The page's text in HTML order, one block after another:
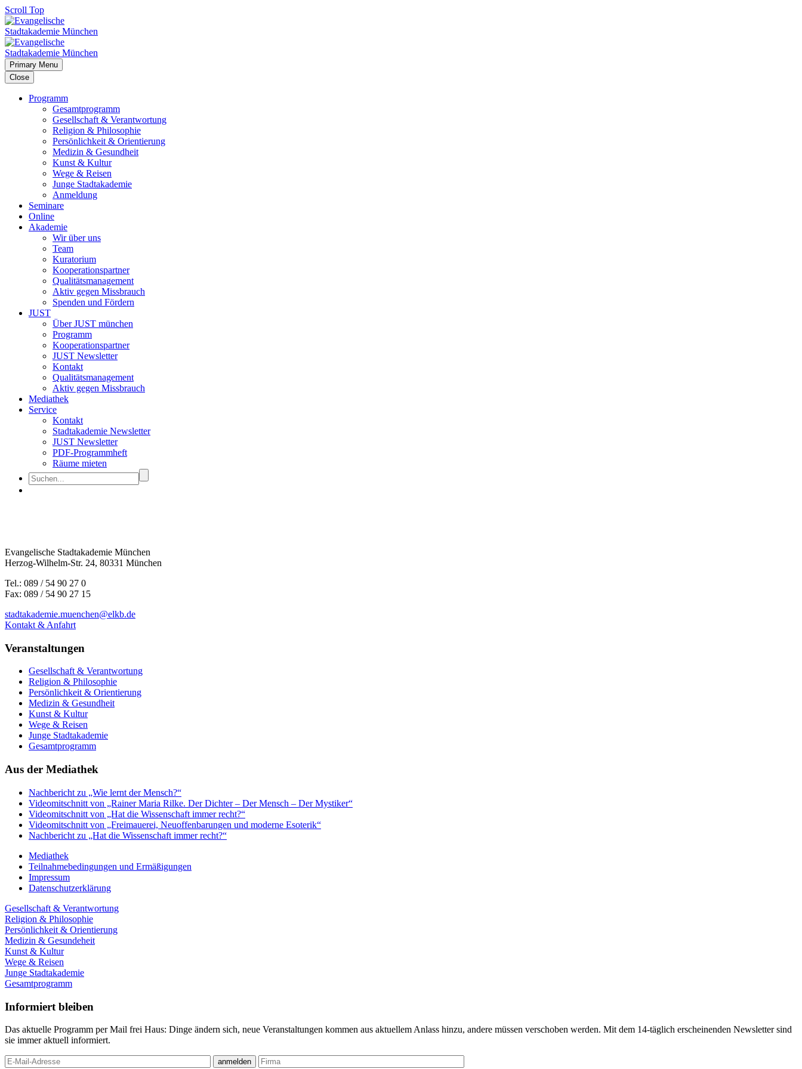
Scroll Top
Primary Menu
Close
Programm
Gesamtprogramm
Gesellschaft & Verantwortung
Religion & Philosophie
Persönlichkeit & Orientierung
Medizin & Gesundheit
Kunst & Kultur
Wege & Reisen
Junge Stadtakademie
Anmeldung
Seminare
Online
Akademie
Wir über uns
Team
Kuratorium
Kooperationspartner
Qualitätsmanagement
Aktiv gegen Missbrauch
Spenden und Fördern
JUST
Über JUST münchen
Programm
Kooperationspartner
JUST Newsletter
Kontakt
Qualitätsmanagement
Aktiv gegen Missbrauch
Mediathek
Service
Kontakt
Stadtakademie Newsletter
JUST Newsletter
PDF-Programmheft
Räume mieten
Evangelische Stadtakademie München
Herzog-Wilhelm-Str. 24, 80331 München
Tel.: 089 / 54 90 27 0
Fax: 089 / 54 90 27 15
stadtakademie.muenchen@elkb.de
Kontakt & Anfahrt
Veranstaltungen
Gesellschaft & Verantwortung
Religion & Philosophie
Persönlichkeit & Orientierung
Medizin & Gesundheit
Kunst & Kultur
Wege & Reisen
Junge Stadtakademie
Gesamtprogramm
Aus der Mediathek
Nachbericht zu „Wie lernt der Mensch?“
Videomitschnitt von „Rainer Maria Rilke. Der Dichter – Der Mensch – Der Mystiker“
Videomitschnitt von „Hat die Wissenschaft immer recht?“
Videomitschnitt von „Freimauerei, Neuoffenbarungen und moderne Esoterik“
Nachbericht zu „Hat die Wissenschaft immer recht?“
Mediathek
Teilnahmebedingungen und Ermäßigungen
Impressum
Datenschutzerklärung
Gesellschaft & Verantwortung
Religion & Philosophie
Persönlichkeit & Orientierung
Medizin & Gesundeheit
Kunst & Kultur
Wege & Reisen
Junge Stadtakademie
Gesamtprogramm
Informiert bleiben
Das aktuelle Programm per Mail frei Haus: Dinge ändern sich, neue Veranstaltungen kommen aus aktuellem Anlass hinzu, andere müssen verschoben werden. Mit dem 14-täglich erscheinenden Newsletter sind
sie immer aktuell informiert.